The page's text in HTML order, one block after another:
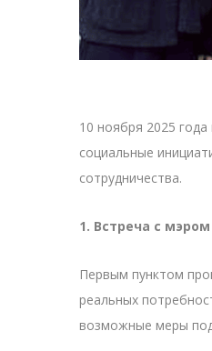
10 ноября 2025
социальные
сотрудничества.
1. Встреча с
Первым пунктом
реальных
возможные меры